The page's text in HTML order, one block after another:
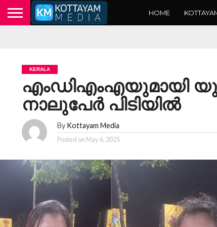
HOME
KERALA
എംഡിഎംഎയുമായി
നാലുപേര്‍ പിടിയില്‍
By Kottayam Media
Posted on May 6, 2025